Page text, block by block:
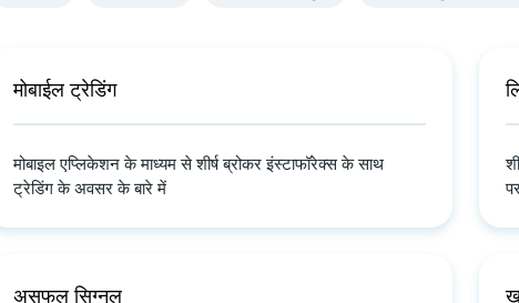
मोबाईल ट्रेडिंग
मोबाइल एप्लिकेशन के माध्यम से शीर्ष ब्रोकर इंस्टाफॉरेक्स के साथ
ट्रेडिंग के अवसर के बारे में
असफल सिग्नल